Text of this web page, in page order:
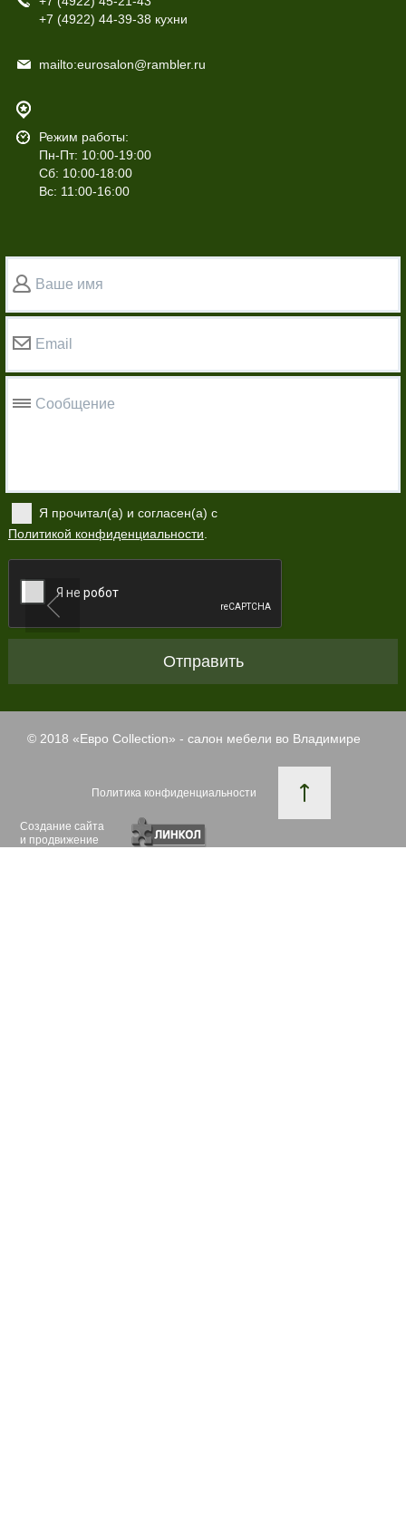
+7 (4922) 44-39-38 кухни
mailto:eurosalon@rambler.ru
Режим работы:
Пн-Пт: 10:00-19:00
Сб: 10:00-18:00
Вс: 11:00-16:00
Ваше имя
Email
Сообщение
Я прочитал(а) и согласен(а) с
Политикой конфиденциальности
Отправить
© 2018 «Евро Collection» - салон мебели во Владимире
Политика конфиденциальности
Создание сайта
и продвижение